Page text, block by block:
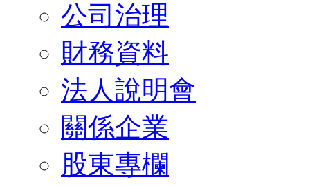
公司治理
財務資料
法人說明會
關係企業
股東專欄